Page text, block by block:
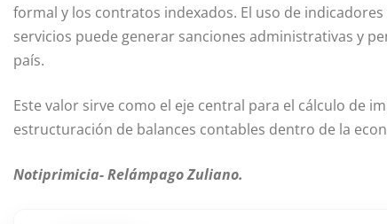
formal y los contratos indexados. El uso de
servicios puede generar sanciones administrativas y
país.
Este valor sirve como el eje central para el cálculo de
estructuración de balances contables dentro de la
Notiprimicia- Relámpago Zuliano.